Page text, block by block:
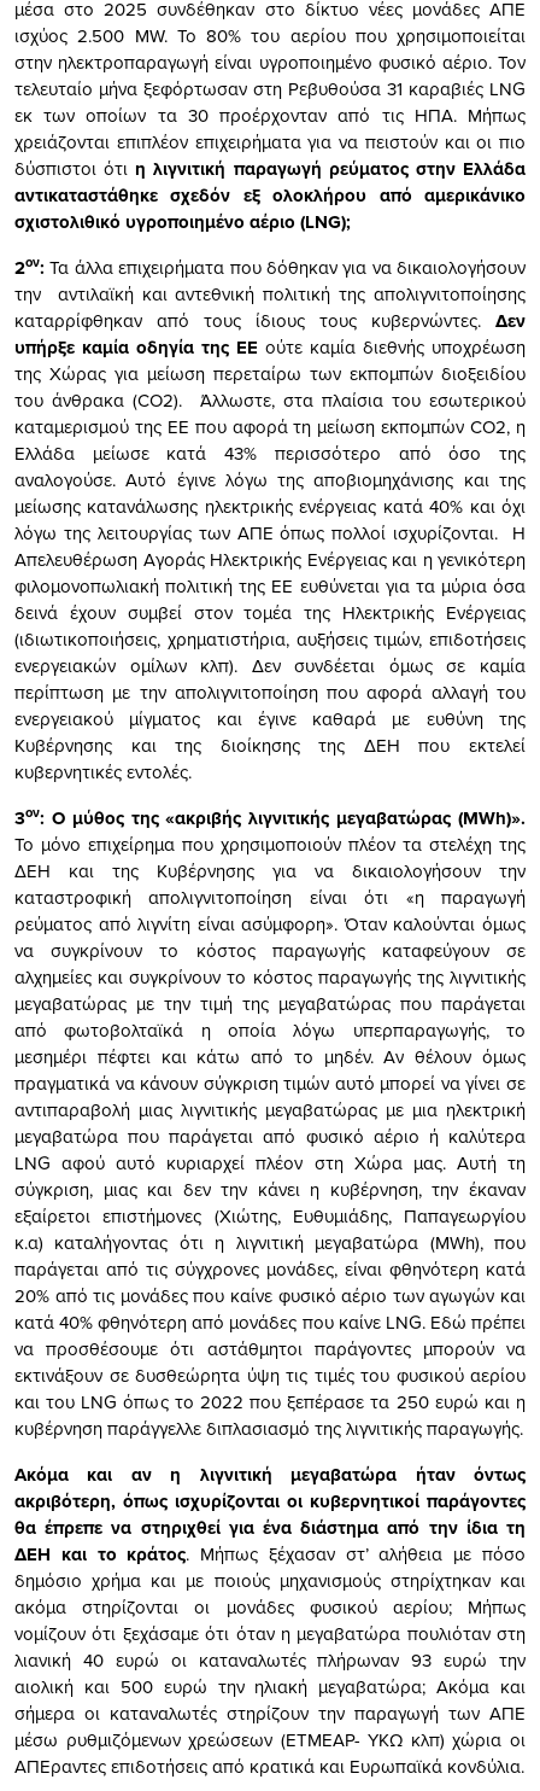
μέσα στο 2025 συνδέθηκαν στο δίκτυο νέες μονάδες ΑΠΕ
ισχύος 2.500 MW. Το 80% του αερίου που χρησιμοποιείται
στην ηλεκτροπαραγωγή είναι υγροποιημένο φυσικό αέριο. Τον
τελευταίο μήνα ξεφόρτωσαν στη Ρεβυθούσα 31 καραβιές LNG
εκ των οποίων τα 30 προέρχονταν από τις ΗΠΑ. Μήπως
χρειάζονται επιπλέον επιχειρήματα για να πειστούν και οι πιο
δύσπιστοι ότι η λιγνιτική παραγωγή ρεύματος στην Ελλάδα
αντικαταστάθηκε σχεδόν εξ ολοκλήρου από αμερικάνικο
σχιστολιθικό υγροποιημένο αέριο (LNG);
2ον: Τα άλλα επιχειρήματα που δόθηκαν για να δικαιολογήσουν
την αντιλαϊκή και αντεθνική πολιτική της απολιγνιτοποίησης
καταρρίφθηκαν από τους ίδιους τους κυβερνώντες. Δεν
υπήρξε καμία οδηγία της ΕΕ ούτε καμία διεθνής υποχρέωση
της Χώρας για μείωση περεταίρω των εκπομπών διοξειδίου
του άνθρακα (CO2). Άλλωστε, στα πλαίσια του εσωτερικού
καταμερισμού της ΕΕ που αφορά τη μείωση εκπομπών CO2, η
Ελλάδα μείωσε κατά 43% περισσότερο από όσο της
αναλογούσε. Αυτό έγινε λόγω της αποβιομηχάνισης και της
μείωσης κατανάλωσης ηλεκτρικής ενέργειας κατά 40% και όχι
λόγω της λειτουργίας των ΑΠΕ όπως πολλοί ισχυρίζονται. H
Απελευθέρωση Αγοράς Ηλεκτρικής Ενέργειας και η γενικότερη
φιλομονοπωλιακή πολιτική της ΕΕ ευθύνεται για τα μύρια όσα
δεινά έχουν συμβεί στον τομέα της Ηλεκτρικής Ενέργειας
(ιδιωτικοποιήσεις, χρηματιστήρια, αυξήσεις τιμών, επιδοτήσεις
ενεργειακών ομίλων κλπ). Δεν συνδέεται όμως σε καμία
περίπτωση με την απολιγνιτοποίηση που αφορά αλλαγή του
ενεργειακού μίγματος και έγινε καθαρά με ευθύνη της
Κυβέρνησης και της διοίκησης της ΔΕΗ που εκτελεί
κυβερνητικές εντολές.
3ον: Ο μύθος της «ακριβής λιγνιτικής μεγαβατώρας (MWh)».
Το μόνο επιχείρημα που χρησιμοποιούν πλέον τα στελέχη της
ΔΕΗ και της Κυβέρνησης για να δικαιολογήσουν την
καταστροφική απολιγνιτοποίηση είναι ότι «η παραγωγή
ρεύματος από λιγνίτη είναι ασύμφορη». Όταν καλούνται όμως
να συγκρίνουν το κόστος παραγωγής καταφεύγουν σε
αλχημείες και συγκρίνουν το κόστος παραγωγής της λιγνιτικής
μεγαβατώρας με την τιμή της μεγαβατώρας που παράγεται
από φωτοβολταϊκά η οποία λόγω υπερπαραγωγής, το
μεσημέρι πέφτει και κάτω από το μηδέν. Αν θέλουν όμως
πραγματικά να κάνουν σύγκριση τιμών αυτό μπορεί να γίνει σε
αντιπαραβολή μιας λιγνιτικής μεγαβατώρας με μια ηλεκτρική
μεγαβατώρα που παράγεται από φυσικό αέριο ή καλύτερα
LNG αφού αυτό κυριαρχεί πλέον στη Χώρα μας. Αυτή τη
σύγκριση, μιας και δεν την κάνει η κυβέρνηση, την έκαναν
εξαίρετοι επιστήμονες (Χιώτης, Ευθυμιάδης, Παπαγεωργίου
κ.α) καταλήγοντας ότι η λιγνιτική μεγαβατώρα (MWh), που
παράγεται από τις σύγχρονες μονάδες, είναι φθηνότερη κατά
20% από τις μονάδες που καίνε φυσικό αέριο των αγωγών και
κατά 40% φθηνότερη από μονάδες που καίνε LNG. Εδώ πρέπει
να προσθέσουμε ότι αστάθμητοι παράγοντες μπορούν να
εκτινάξουν σε δυσθεώρητα ύψη τις τιμές του φυσικού αερίου
και του LNG όπως το 2022 που ξεπέρασε τα 250 ευρώ και η
κυβέρνηση παράγγελλε διπλασιασμό της λιγνιτικής παραγωγής.
Ακόμα και αν η λιγνιτική μεγαβατώρα ήταν όντως
ακριβότερη, όπως ισχυρίζονται οι κυβερνητικοί παράγοντες
θα έπρεπε να στηριχθεί για ένα διάστημα από την ίδια τη
ΔΕΗ και το κράτος. Μήπως ξέχασαν στ’ αλήθεια με πόσο
δημόσιο χρήμα και με ποιούς μηχανισμούς στηρίχτηκαν και
ακόμα στηρίζονται οι μονάδες φυσικού αερίου; Μήπως
νομίζουν ότι ξεχάσαμε ότι όταν η μεγαβατώρα πουλιόταν στη
λιανική 40 ευρώ οι καταναλωτές πλήρωναν 93 ευρώ την
αιολική και 500 ευρώ την ηλιακή μεγαβατώρα; Ακόμα και
σήμερα οι καταναλωτές στηρίζουν την παραγωγή των ΑΠΕ
μέσω ρυθμιζόμενων χρεώσεων (ΕΤΜΕΑΡ- ΥΚΩ κλπ) χώρια οι
ΑΠΕραντες επιδοτήσεις από κρατικά και Ευρωπαϊκά κονδύλια.